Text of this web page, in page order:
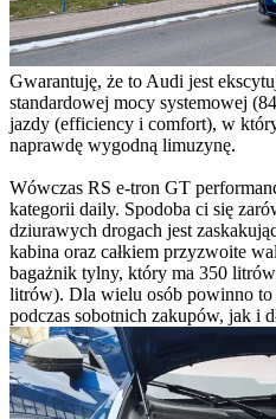
Gwarantuję, że to Audi jest
standardowej mocy systemowej
jazdy (efficiency i comfort), w
naprawdę wygodną limuzynę.
Wówczas RS e-tron GT
kategorii daily. Spodoba ci się
dziurawych drogach jest
kabina oraz całkiem przyzwoite
bagażnik tylny, który ma 350
litrów). Dla wielu osób powinno to
podczas sobotnich zakupów, jak i